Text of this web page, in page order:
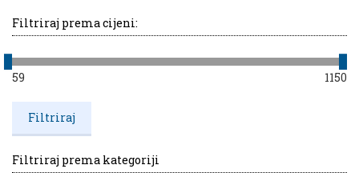
Filtriraj prema cijeni:
59 1150
Filtriraj prema kategoriji